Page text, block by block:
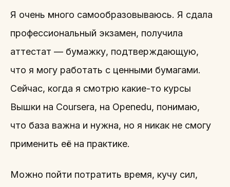
Я очень много самообразовываюсь. Я сдала
профессиональный экзамен, получила
аттестат — бумажку, подтверждающую,
что я могу работать с ценными бумагами.
Сейчас, когда я смотрю какие-то курсы
Вышки на Coursera, на Openedu, понимаю,
что база важна и нужна, но я никак не смогу
применить её на практике.
Можно пойти потратить время, кучу сил,